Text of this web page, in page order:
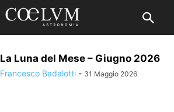
La Luna del Mese – Giugno 2026
Francesco Badalotti - 31 Maggio 2026